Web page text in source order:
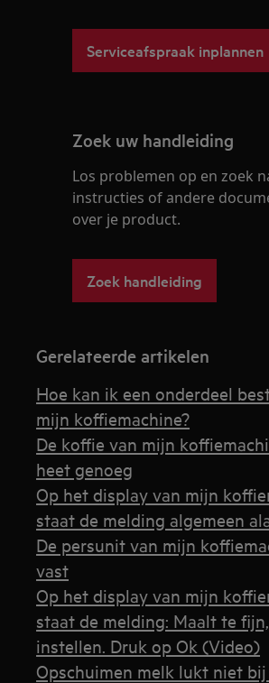
Serviceafspraak inplannen
Zoek uw handleiding
Los problemen op en zoek
instructies of andere
over je product.
Zoek handleiding
Gerelateerde artikelen
Hoe kan ik een onderdeel
mijn koffiemachine?
De koffie van mijn
heet genoeg
Op het display van mijn
staat de melding algemeen
De persunit van mijn
vast
Op het display van mijn
staat de melding: Maalt te
instellen. Druk op Ok (Video)
Opschuimen melk lukt niet